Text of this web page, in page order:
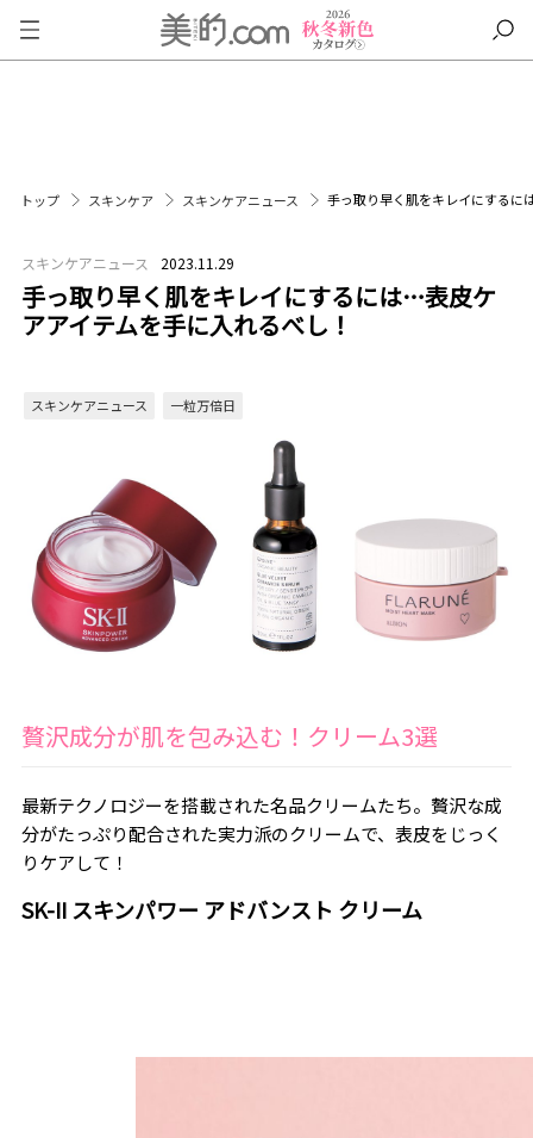
トップ スキンケア スキンケアニュース 手っ取り早く肌をキレイにする
スキンケアニュース 2023.11.29
手っ取り早く肌をキレイにするには…表皮ケ
アアイテムを手に入れるべし！
スキンケアニュース 一粒万倍日
贅沢成分が肌を包み込む！クリーム3選
最新テクノロジーを搭載された名品クリームたち。贅沢な成
分がたっぷり配合された実力派のクリームで、表皮をじっく
りケアして！
SK-II スキンパワー アドバンスト クリーム